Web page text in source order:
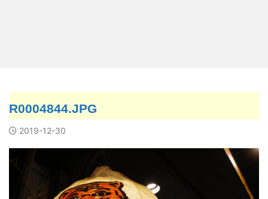
R0004844.JPG
2019-12-30